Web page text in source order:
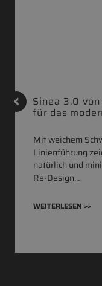
Sinea 3.0
für das
Mit weichem
Linienführung
natürlich und
Re-Design…
WEITERLESEN >>